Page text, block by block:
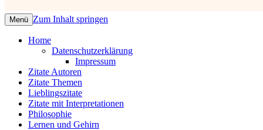
Menü Zum Inhalt springen
Home
Datenschutzerklärung
Impressum
Zitate Autoren
Zitate Themen
Lieblingszitate
Zitate mit Interpretationen
Philosophie
Lernen und Gehirn